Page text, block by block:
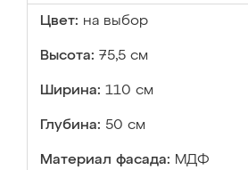
Цвет: на выбор
Высота: 75,5 см
Ширина: 110 см
Глубина: 50 см
Материал фасада: МДФ